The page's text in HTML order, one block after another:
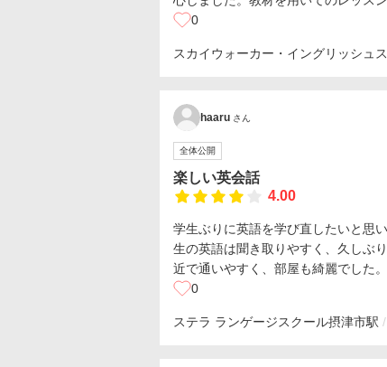
0
スカイウォーカー・イングリッシュ
haaru さん
全体公開
楽しい英会話
4.00
学生ぶりに英語を学び直したいと思
生の英語は聞き取りやすく、久しぶ
近で通いやすく、部屋も綺麗でした。
0
ステラ ランゲージスクール摂津市駅